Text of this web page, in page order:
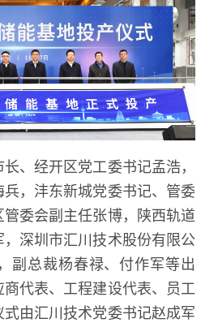
、经开区党工委书记孟浩，
，沣东新城党委书记、管委
委会副主任张博，陕西轨道
深圳市汇川技术股份有限公
副总裁杨春禄、付作军等出
代表、工程建设代表、员工
由汇川技术党委书记赵成军